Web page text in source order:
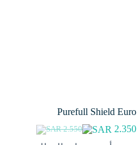
Purefull Shield Euro
2.550
السعر
2.350
السعر